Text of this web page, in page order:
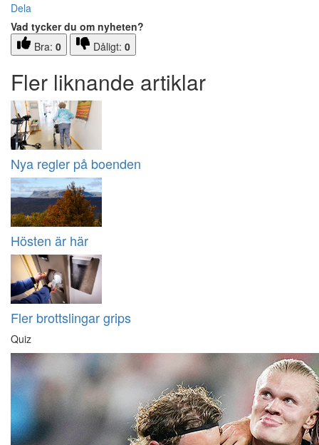
Dela
Vad tycker du om nyheten?
Bra: 0 Dåligt: 0
Fler liknande artiklar
Nya regler på boenden
Hösten är här
Fler brottslingar grips
Quiz